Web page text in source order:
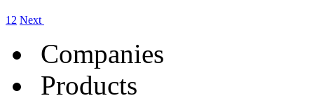
1 2 Next
Companies
Products